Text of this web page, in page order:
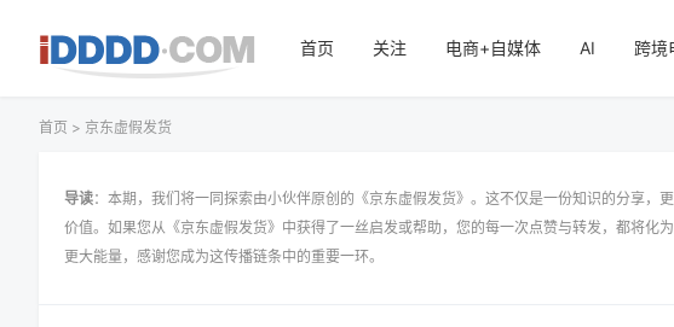
首页 关注 电商+自媒体 AI 跨境
首页 > 京东虚假发货
导读：本期，我们将一同探索由小伙伴原创的《京东虚假发货》。这不仅是一份知识的分享
价值。如果您从《京东虚假发货》中获得了一丝启发或帮助，您的每一次点赞与转发，都将
更大能量，感谢您成为这传播链条中的重要一环。